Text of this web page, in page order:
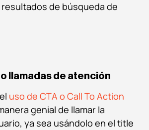
de búsqueda de
o llamadas de atención
uso de CTA o Call To Action
genial de llamar la
ya sea usándolo en el title